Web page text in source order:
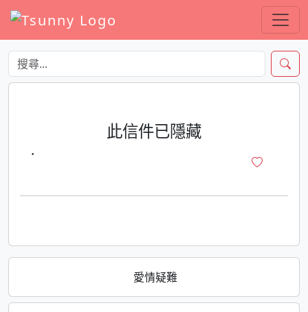
愛情疑難
此信件已隱藏
·